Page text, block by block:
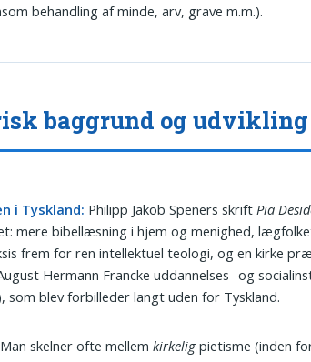
behandling af minde, arv, grave m.m.).
baggrund og udvikling
i Tyskland: Philipp Jakob Speners skriftPia
mere bibellæsning i hjem og menighed,
frem for ren intellektuel teologi, og en kirke
Hermann Francke uddannelses- og
som blev forbilleder langt uden for Tyskland.
Man skelner ofte mellemkirkelig pietisme (inden